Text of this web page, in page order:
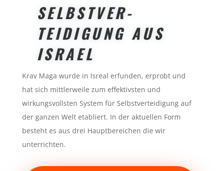
SELBSTVER-
TEIDIGUNG AUS
ISRAEL
Krav Maga wurde in Isreal erfunden, erprobt und
hat sich mittlerweile zum effektivsten und
wirkungsvollsten System für Selbstverteidigung auf
der ganzen Welt etabliert. In der aktuellen Form
besteht es aus drei Hauptbereichen die wir
unterrichten.